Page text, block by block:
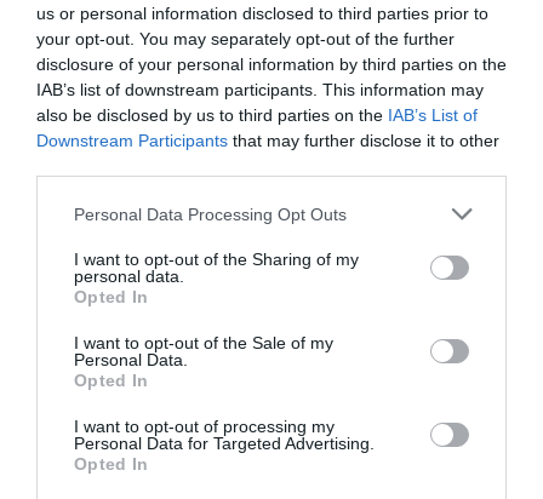
us or personal information disclosed to third parties prior to
your opt-out. You may separately opt-out of the further
disclosure of your personal information by third parties on the
IAB’s list of downstream participants. This information may
also be disclosed by us to third parties on the IAB’s List of
Downstream Participants that may further disclose it to other
Personal Data Processing Opt Outs
I want to opt-out of the Sharing of my
personal data.
Opted In
I want to opt-out of the Sale of my
Personal Data.
Opted In
I want to opt-out of processing my
Personal Data for Targeted Advertising.
Opted In
Noticias y novedades
Francisco Acedo
09/05/2023
Rafa Borrás: Es la hora de Europa en
materia farmacéutica
Influyentes Rafa Borrás 09/11/2022
medicamentos en Europa deja a los
28/10/2022
La patronal europea de genéricos
pide reformar las políticas de